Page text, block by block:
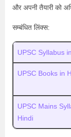
और अपनी तैयारी को
सम्बंधित लिंक्स:
UPSC Syllabus
UPSC Books in
UPSC Mains
Hindi